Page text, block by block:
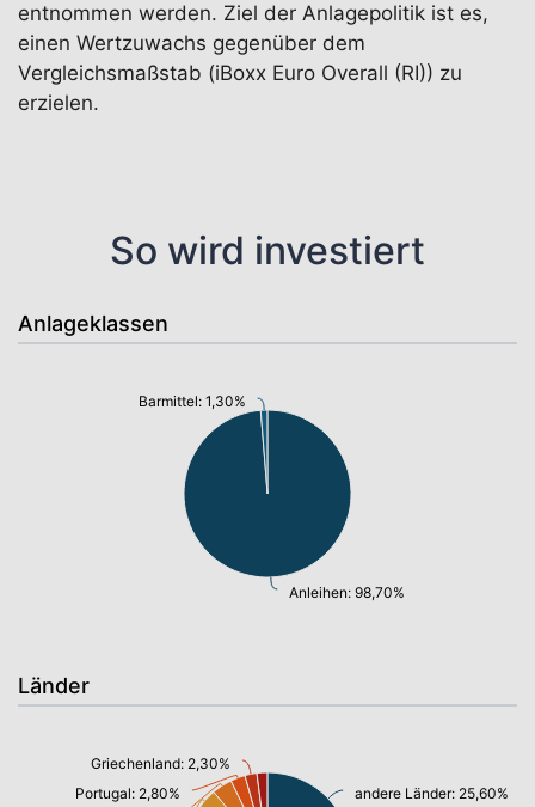
entnommen werden. Ziel der Anlagepolitik ist es,
einen Wertzuwachs gegenüber dem
Vergleichsmaßstab (iBoxx Euro Overall (RI)) zu
erzielen.
So wird investiert
Anlageklassen
Anleihen: 98,70%
Barmittel: 1,30%
Länder
andere Länder: 25,60%
Portugal: 2,80%
Griechenland: 2,30%